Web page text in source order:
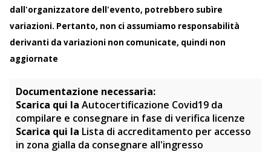
dall'organizzatore dell'evento, potrebbero subìre
variazioni. Pertanto, non ci assumiamo responsabilità
derivanti da variazioni non comunicate, quindi non
aggiornate
Documentazione necessaria:
Scarica qui la Autocertificazione Covid19 da
compilare e consegnare in fase di verifica licenze
Scarica qui la Lista di accreditamento per accesso
in zona gialla da consegnare all'ingresso